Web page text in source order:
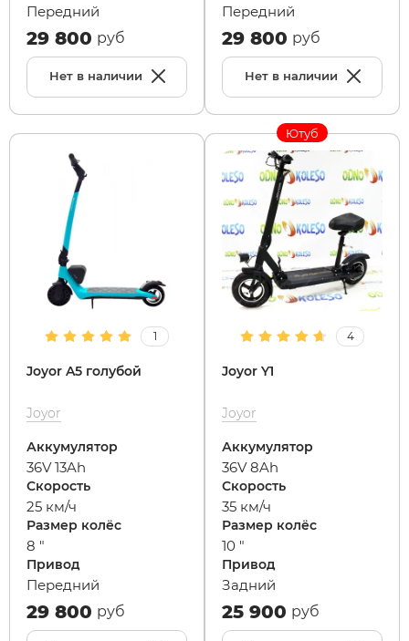
Передний
29 800 руб
Нет в наличии
Передний
29 800 руб
Нет в наличии
1
Joyor A5 голубой
Joyor
Аккумулятор
36V 13Ah
Скорость
25 км/ч
Размер колёс
8 "
Привод
Передний
29 800 руб
Ютуб
4
Joyor Y1
Joyor
Аккумулятор
36V 8Ah
Скорость
35 км/ч
Размер колёс
10 "
Привод
Задний
25 900 руб